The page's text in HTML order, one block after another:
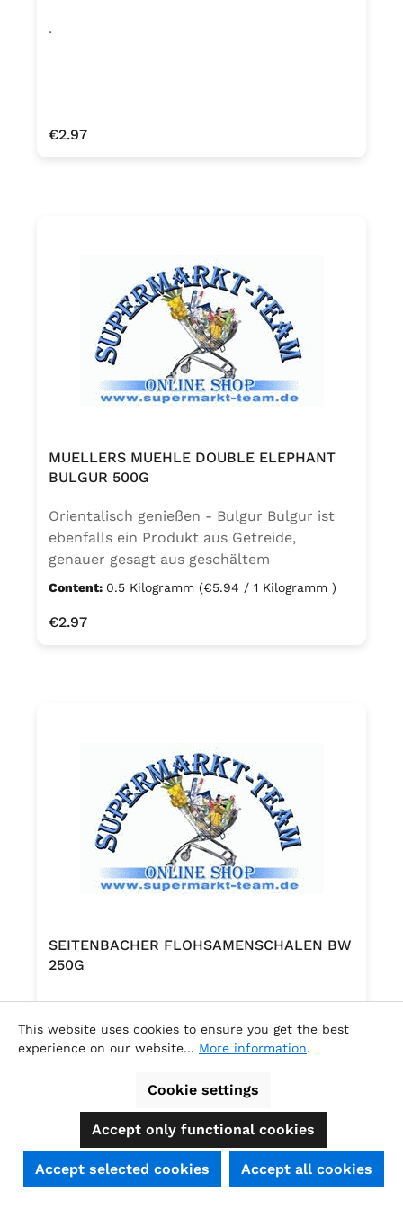
.
Regular price:
€2.97
MUELLERS MUEHLE DOUBLE ELEPHANT
BULGUR 500G
Orientalisch genießen - Bulgur Bulgur ist
ebenfalls ein Produkt aus Getreide,
genauer gesagt aus geschältem
Hartweizen, der eingeweicht, gekocht,
wird. Bevor der Bulgur zum Aufkochen ins
Gemüse, als Suppeneinlage sowie als
Süßspeise verwenden. Eine berühmte
libanesische Bulgur-Spezialität ist
Tabouleh – ein Salat mit Minze, Tomaten
und Olivenöl. Darüber hinaus eignet sich
Bulgur als vegetarischer Hackfleischersatz,
etwa in einer Tomatensoße.
Content: 0.5 Kilogramm (€5.94 / 1 Kilogramm )
Regular price:
€2.97
SEITENBACHER FLOHSAMENSCHALEN BW
250G
.
Regular price:
€9.28
This website uses cookies to ensure you get the best
experience on our website... More information.
Cookie settings
Accept only functional cookies
Accept selected cookies Accept all cookies
SEHR GUT (4.74 / 5)
aus 39 Bewertungen bei: shopauskunft.de, ausgezeichnet.org, shopvote.de ⓘ
Informationen zur Echtheit der Bewertungen